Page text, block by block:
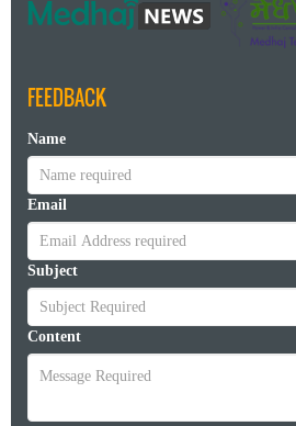
FEEDBACK
Name
Email
Subject
Content